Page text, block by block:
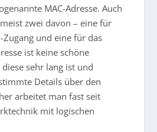
MAC-Adresse. Auch
zwei davon – eine für
Zugang und eine für das
ist keine schöne
sehr lang ist und
Details über den
arbeitet man fast seit
mit logischen